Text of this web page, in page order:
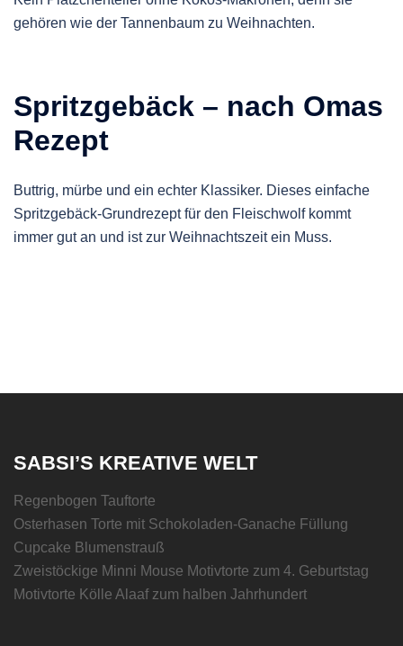
gehören wie der Tannenbaum zu Weihnachten.
Spritzgebäck – nach Omas
Rezept
Buttrig, mürbe und ein echter Klassiker. Dieses einfache
Spritzgebäck-Grundrezept für den Fleischwolf kommt
immer gut an und ist zur Weihnachtszeit ein Muss.
SABSI’S KREATIVE WELT
Regenbogen Tauftorte
Osterhasen Torte mit Schokoladen-Ganache Füllung
Cupcake Blumenstrauß
Zweistöckige Minni Mouse Motivtorte zum 4. Geburtstag
Motivtorte Kölle Alaaf zum halben Jahrhundert